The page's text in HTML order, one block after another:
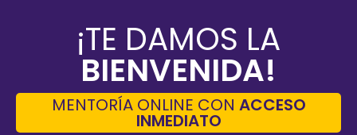
¡TE DAMOS LA
BIENVENIDA!
MENTORÍA ONLINE CON ACCESO
INMEDIATO